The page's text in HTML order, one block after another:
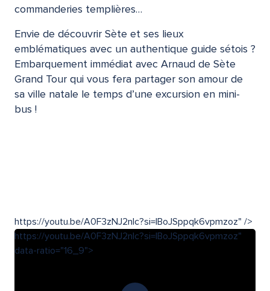
commanderies templières…
Envie de découvrir Sète et ses lieux
emblématiques avec un authentique guide sétois ?
Embarquement immédiat avec Arnaud de Sète
Grand Tour qui vous fera partager son amour de
sa ville natale le temps d’une excursion en mini-
bus !
https://youtu.be/A0F3zNJ2nIc?si=IBoJSppqk6vpmzoz" />
https://youtu.be/A0F3zNJ2nIc?si=IBoJSppqk6vpmzoz"
data-ratio="16_9">